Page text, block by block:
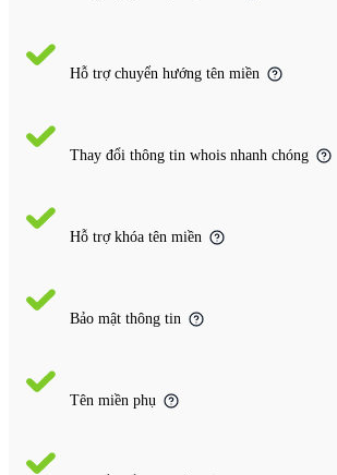
Hỗ trợ chuyển hướng tên miền
Thay đổi thông tin whois nhanh chóng
Hỗ trợ khóa tên miền
Bảo mật thông tin
Tên miền phụ